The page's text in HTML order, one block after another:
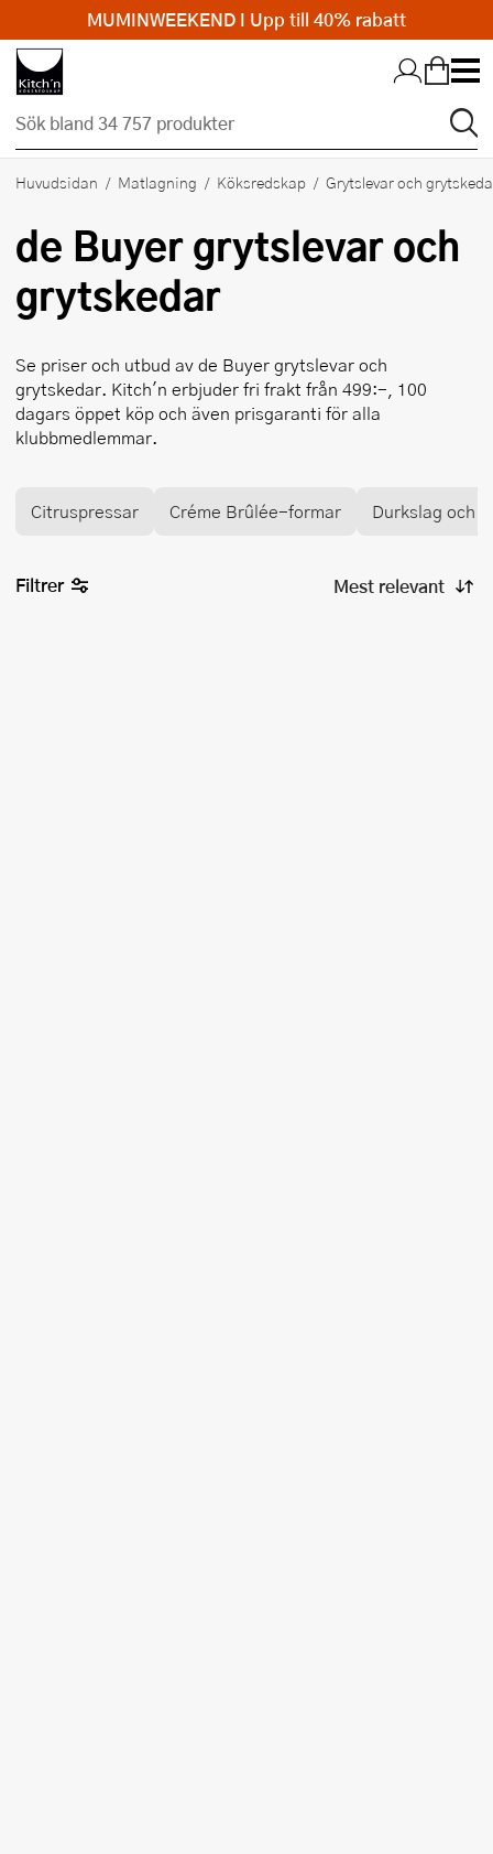
Hopp till huvudinnehållet
Huvudsidan Matlagning Köksredskap Grytslevar och
de Buyergrytslevar och
grytskedar
Se priser och utbud avde Buyergrytslevar och
grytskedar. Kitch'n erbjuder fri frakt från 499:-, 100
dagars öppet köp och även prisgaranti för alla
klubbmedlemmar.
Citruspressar Créme Brûlée-formar Durkslag och
Filtrer
MUMINWEEKEND I Upp till 40% rabatt